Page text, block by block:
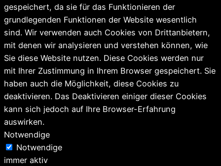
gespeichert, da sie für das Funktionieren der
grundlegenden Funktionen der Website wesentlich
sind. Wir verwenden auch Cookies von Drittanbietern,
mit denen wir analysieren und verstehen können, wie
Sie diese Website nutzen. Diese Cookies werden nur
mit Ihrer Zustimmung in Ihrem Browser gespeichert. Sie
haben auch die Möglichkeit, diese Cookies zu
deaktivieren. Das Deaktivieren einiger dieser Cookies
kann sich jedoch auf Ihre Browser-Erfahrung
auswirken.
Notwendige
Notwendige
immer aktiv